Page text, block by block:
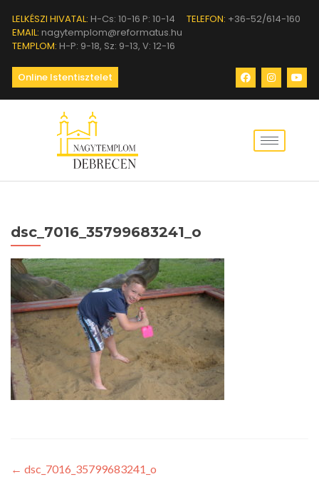
LELKÉSZI HIVATAL: H-Cs: 10-16 P: 10-14 TELEFON: +36-52/614-160
EMAIL: nagytemplom@reformatus.hu
TEMPLOM: H-P: 9-18, Sz: 9-13, V: 12-16
Online Istentisztelet
dsc_7016_35799683241_o
← dsc_7016_35799683241_o